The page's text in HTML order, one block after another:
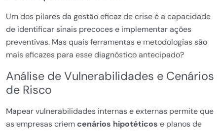
Um dos pilares da gestão eficaz de crise é a capacidade
de identificar sinais precoces e implementar ações
preventivas. Mas quais ferramentas e metodologias são
mais eficazes para esse diagnóstico antecipado?
Análise de Vulnerabilidades e Cenários
de Risco
Mapear vulnerabilidades internas e externas permite que
as empresas criemcenários hipotéticos e planos de